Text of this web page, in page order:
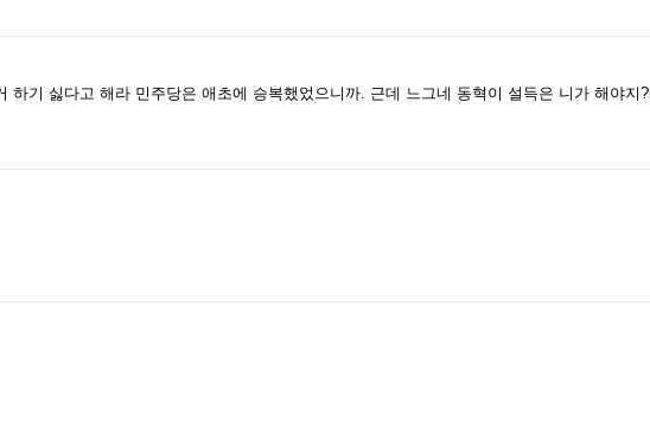
하기 싫다고 해라 민주당은 애초에 승복했었으니까. 근데 느그네 동혁이 설득은 니가 해야지?